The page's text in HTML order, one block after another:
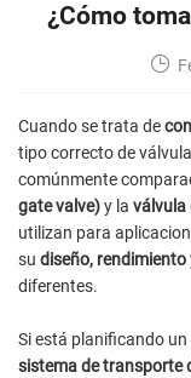
¿Cómo
Cuando se trata de
tipo correcto de
comúnmente
gate valve)y la válvula
utilizan para
su diseño, rendimiento
diferentes.
Si está planificando un
sistema de transporte